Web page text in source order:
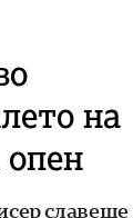
на
славеше